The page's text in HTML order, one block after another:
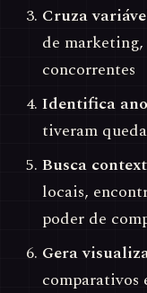
Cruza
de marketing,
concorrentes
Identifica
tiveram
Busca
locais,
poder de
Gera
comparativos